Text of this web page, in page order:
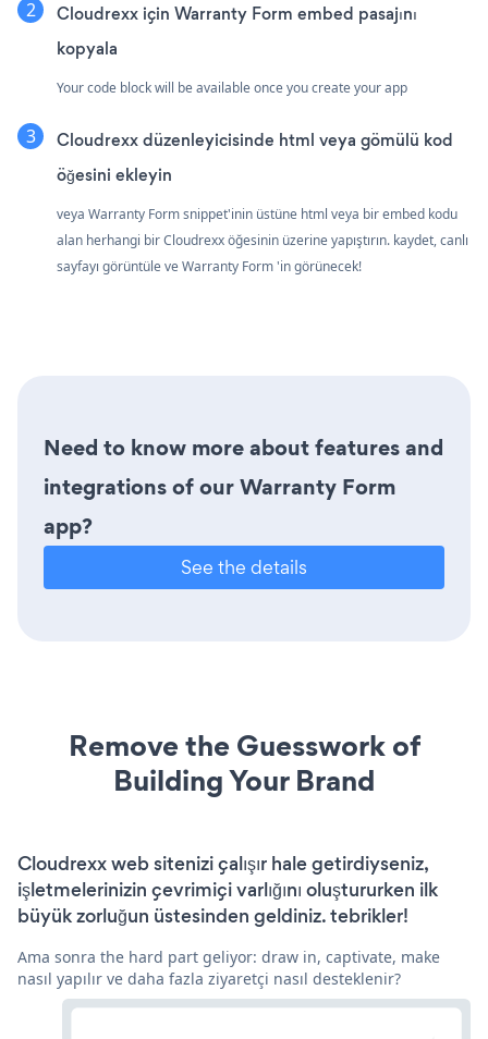
Cloudrexx için Warranty Form embed pasajını
kopyala
Your code block will be available once you create your app
Cloudrexx düzenleyicisinde html veya gömülü kod
öğesini ekleyin
veya Warranty Form snippet'inin üstüne html veya bir embed kodu
alan herhangi bir Cloudrexx öğesinin üzerine yapıştırın. kaydet, canlı
sayfayı görüntüle ve Warranty Form 'in görünecek!
Need to know more about features and
integrations of our Warranty Form
app?
See the details
Remove the Guesswork of
Building Your Brand
Cloudrexx web sitenizi çalışır hale getirdiyseniz,
işletmelerinizin çevrimiçi varlığını oluştururken ilk
büyük zorluğun üstesinden geldiniz. tebrikler!
Ama sonra the hard part geliyor: draw in, captivate, make
nasıl yapılır ve daha fazla ziyaretçi nasıl desteklenir?